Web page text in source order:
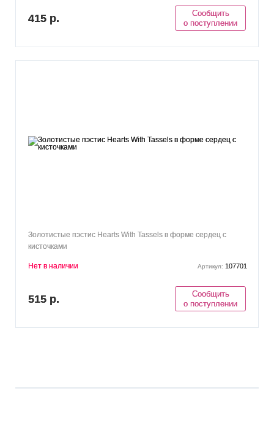
415 р.
Сообщить
о поступлении
Золотистые пэстис Hearts With Tassels в форме сердец с
кисточками
Нет в наличии Артикул: 107701
515 р.
Сообщить
о поступлении